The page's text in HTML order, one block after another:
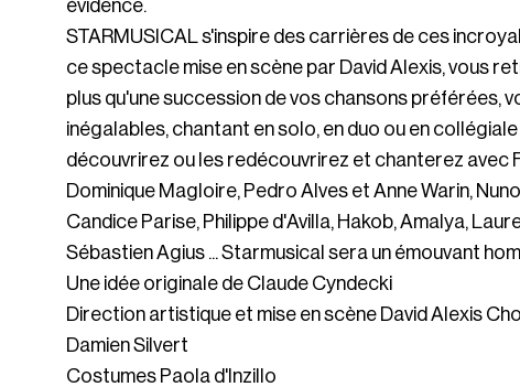
évidence.
STARMUSICAL s'inspire des carrières de ces
ce spectacle mise en scène par David Alexis, vous
plus qu'une succession de vos chansons préférées,
inégalables, chantant en solo, en duo ou en
découvrirez ou les redécouvrirez et chanterez avec
Dominique Magloire, Pedro Alves et Anne Warin,
Candice Parise, Philippe d'Avilla, Hakob, Amalya,
Sébastien Agius ... Starmusical sera un émouvant
Une idée originale de Claude Cyndecki
Direction artistique et mise en scène David Alexis
Damien Silvert
Costumes Paola d'Inzillo